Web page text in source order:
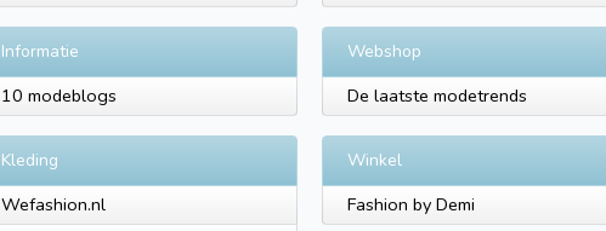
Informatie
10 modeblogs
Kleding
Wefashion.nl
Webshop
De laatste modetrends
Winkel
Fashion by Demi